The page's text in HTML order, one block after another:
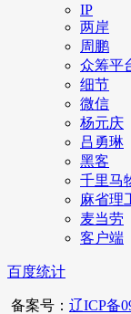
IP
两岸
周鹏
众筹平
细节
微信
杨元庆
吕勇琳
黑客
千里马
麻省理
麦当劳
客户端
百度统计
备案号： 辽ICP备